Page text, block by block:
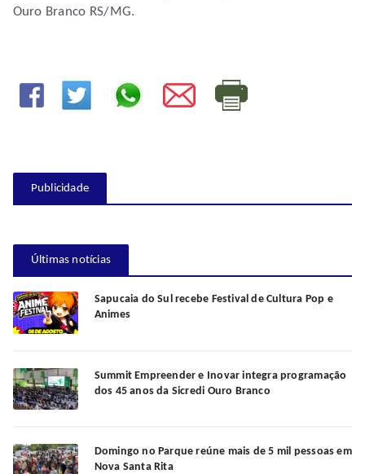
Ouro Branco RS/MG.
Publicidade
Últimas notícias
Sapucaia do Sul recebe Festival de Cultura Pop e
Animes
Summit Empreender e Inovar integra programação
dos 45 anos da Sicredi Ouro Branco
Domingo no Parque reúne mais de 5 mil pessoas em
Nova Santa Rita